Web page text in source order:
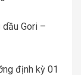
Gori –
định kỳ 01